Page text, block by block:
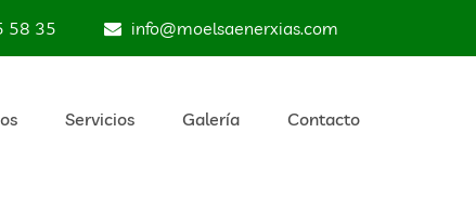
58 35 info@moelsaenerxias.com
Servicios Galería Contacto